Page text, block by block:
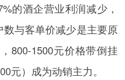
的酒企营业利润减少，
与客单价减少是主要原
800-1500元价格带倒挂
元）成为动销主力。